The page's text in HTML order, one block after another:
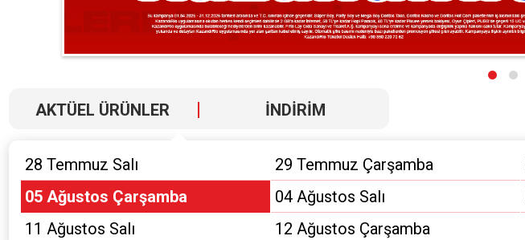
AKTÜEL ÜRÜNLER İNDİRİM
28 Temmuz Salı 29 Temmuz Çarşamba
05 Ağustos Çarşamba
04 Ağustos Salı
11 Ağustos Salı
12 Ağustos Çarşamba